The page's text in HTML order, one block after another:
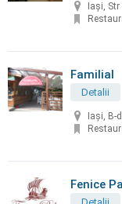
Iași,
Familial
Detalii
Iași, B-
Fenice